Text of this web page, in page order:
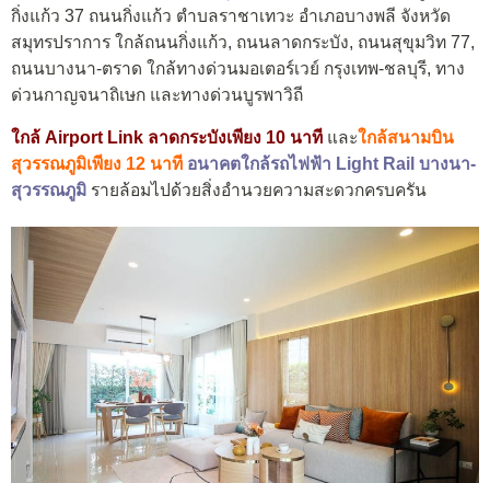
กิ่งแก้ว 37 ถนนกิ่งแก้ว ตำบลราชาเทวะ อำเภอบางพลี จังหวัด
สมุทรปราการ ใกล้ถนนกิ่งแก้ว, ถนนลาดกระบัง, ถนนสุขุมวิท 77,
ถนนบางนา-ตราด ใกล้ทางด่วนมอเตอร์เวย์ กรุงเทพ-ชลบุรี, ทาง
ด่วนกาญจนาถิเษก และทางด่วนบูรพาวิถี
ใกล้ Airport Link ลาดกระบังเพียง 10 นาที และใกล้สนามบิน
สุวรรณภูมิเพียง 12 นาที อนาคตใกล้รถไฟฟ้า Light Rail บางนา-
สุวรรณภูมิ รายล้อมไปด้วยสิ่งอำนวยความสะดวกครบครัน